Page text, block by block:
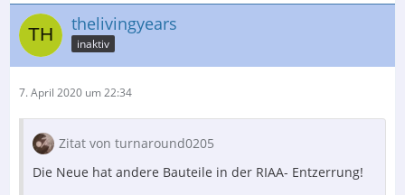
thelivingyears
inaktiv
7. April 2020 um 22:34
Zitat von turnaround0205
Die Neue hat andere Bauteile in der RIAA- Entzerrung!